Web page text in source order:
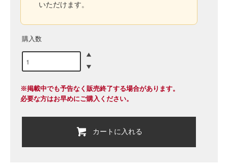
いただけます。
購入数
※掲載中でも予告なく販売終了する場合があります。
必要な方はお早めにご購入ください。
カートに入れる